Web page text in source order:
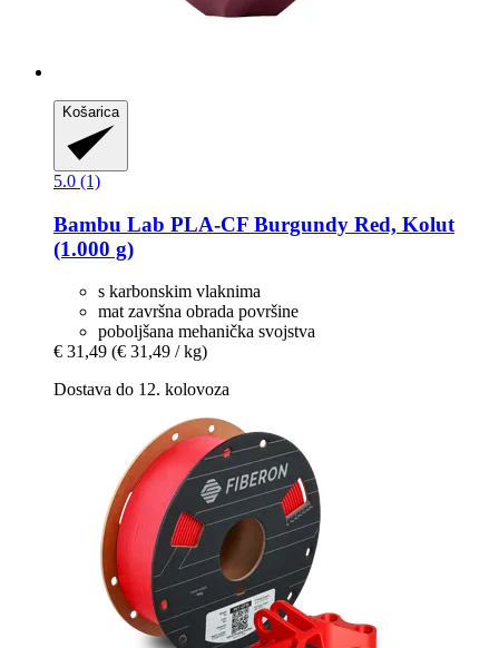
Košarica
5.0 (1)
Bambu Lab PLA-​CF Burgundy Red, Kolut
(1.000 g)
s karbonskim vlaknima
mat završna obrada površine
poboljšana mehanička svojstva
€ 31,49 (€ 31,49 / kg)
Dostava do 12. kolovoza